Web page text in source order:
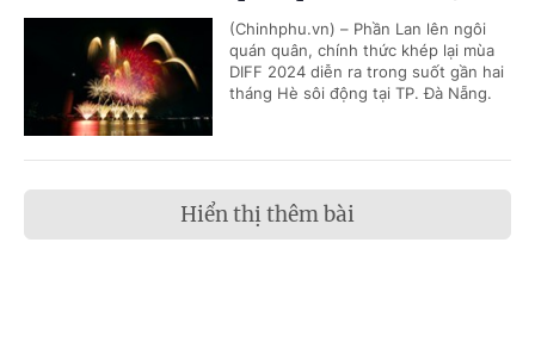
(Chinhphu.vn) – Phần Lan lên ngôi
quán quân, chính thức khép lại mùa
DIFF 2024 diễn ra trong suốt gần hai
tháng Hè sôi động tại TP. Đà Nẵng.
Hiển thị thêm bài